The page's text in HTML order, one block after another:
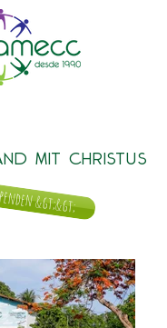
MIT CHRISTUS
&gt;&gt;